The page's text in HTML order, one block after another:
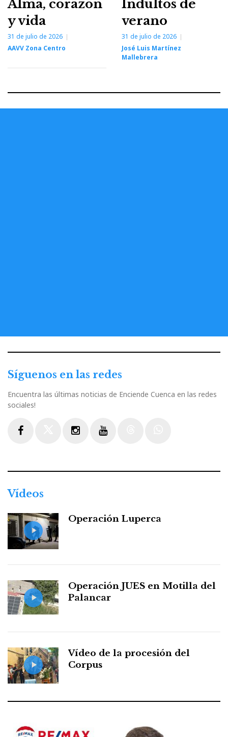
Alma, corazón
y vida
31 de julio de 2026
AAVV Zona Centro
Indultos de
verano
31 de julio de 2026
José Luis Martínez
Mallebrera
Síguenos en las redes
Encuentra las últimas noticias de Enciende Cuenca en las redes
sociales!
Vídeos
Operación Luperca
Operación JUES en Motilla del
Palancar
Vídeo de la procesión del
Corpus